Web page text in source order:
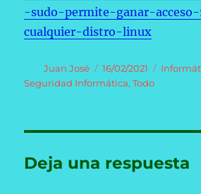
-sudo-permite-ganar-
cualquier-distro-linux
Autor
Juan José
Publicado
el
16/02/2021
Seguridad Informática,Todo
Deja una respuesta